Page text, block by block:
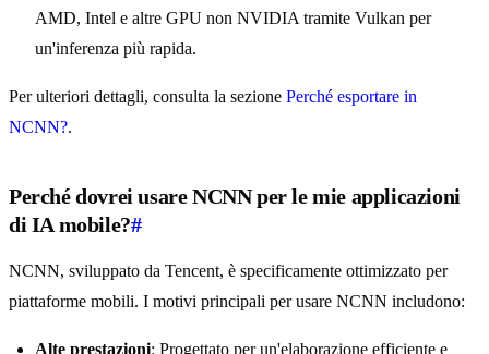
AMD, Intel e altre GPU non NVIDIA tramite Vulkan per
un'inferenza più rapida.
Per ulteriori dettagli, consulta la sezione Perché esportare in
NCNN?.
Perché dovrei usare NCNN per le mie applicazioni
di IA mobile?#
NCNN, sviluppato da Tencent, è specificamente ottimizzato per
piattaforme mobili. I motivi principali per usare NCNN includono:
Alte prestazioni: Progettato per un'elaborazione efficiente e